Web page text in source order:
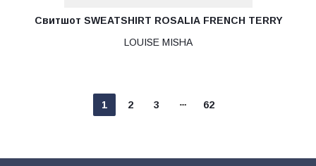
Свитшот SWEATSHIRT ROSALIA FRENCH TERRY
LOUISE MISHA
1 2 3 62